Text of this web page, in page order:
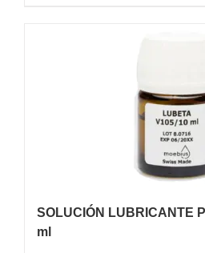
SOLUCIÓN LUBRICANTE
ml